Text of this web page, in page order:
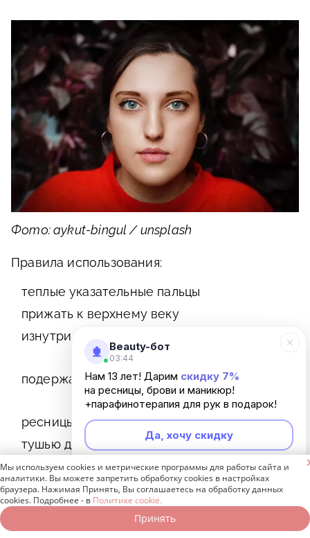
Фото: aykut-bingul / unsplash
Правила использования:
теплые указательные пальцы
прижать к верхнему веку
изнутри (со стороны зрачка);
подержать так 15–20 секунд;
ресницы отпустить, прокрасить
тушью для лучшей фиксации.
Этот метод идеален, если глаза уже
накрашены тушью. Применять его можно на
Beauty-бот
03:44
Нам 13 лет! Дарим скидку 7%
на ресницы, брови и маникюр!
+парафинотерапия для рук в подарок!
Да, хочу скидку
Неинтересно
Мы используем cookies и метрические программы для работы сайта и
аналитики. Вы можете запретить обработку cookies в настройках
браузера. Нажимая Принять, Вы соглашаетесь на обработку данных
cookies. Подробнее - в Политике cookie.
Принять